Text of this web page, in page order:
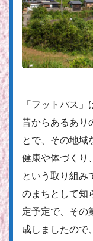
「フットパス
昔からあるあり
とで、その地域
健康や体づくり
という取り組み
のまちとして知
定予定で、その
成しましたので